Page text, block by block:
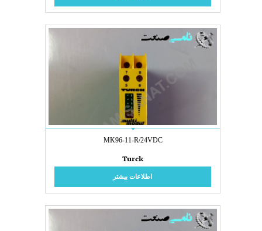
MK96-11-R/24VDC
Turck
اطلاعات بیشتر